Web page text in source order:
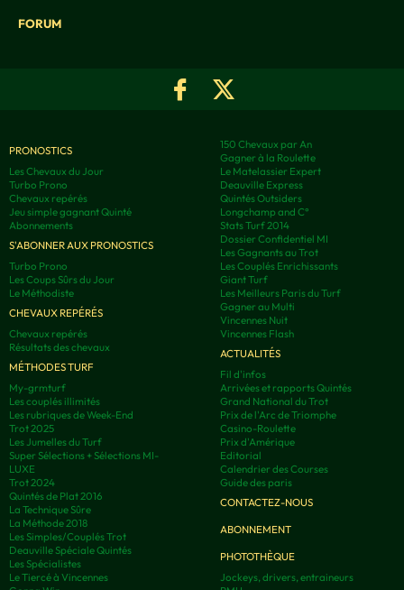
FORUM
PRONOSTICS
Les Chevaux du Jour
Turbo Prono
Chevaux repérés
Jeu simple gagnant Quinté
Abonnements
S'ABONNER AUX PRONOSTICS
Turbo Prono
Les Coups Sûrs du Jour
Le Méthodiste
CHEVAUX REPÉRÉS
Chevaux repérés
Résultats des chevaux
MÉTHODES TURF
My-grmturf
Les couplés illimités
Les rubriques de Week-End
Trot 2025
Les Jumelles du Turf
Super Sélections + Sélections MI-
LUXE
Trot 2024
Quintés de Plat 2016
La Technique Sûre
La Méthode 2018
Les Simples/Couplés Trot
Deauville Spéciale Quintés
Les Spécialistes
Le Tiercé à Vincennes
150 Chevaux par An
Gagner à la Roulette
Le Matelassier Expert
Deauville Express
Quintés Outsiders
Longchamp and C°
Stats Turf 2014
Dossier Confidentiel MI
Les Gagnants au Trot
Les Couplés Enrichissants
Giant Turf
Les Meilleurs Paris du Turf
Gagner au Multi
Vincennes Nuit
Vincennes Flash
ACTUALITÉS
Fil d'infos
Arrivées et rapports Quintés
Grand National du Trot
Prix de l'Arc de Triomphe
Casino-Roulette
Prix d'Amérique
Editorial
Calendrier des Courses
Guide des paris
CONTACTEZ-NOUS
ABONNEMENT
PHOTOTHÈQUE
Jockeys, drivers, entraineurs